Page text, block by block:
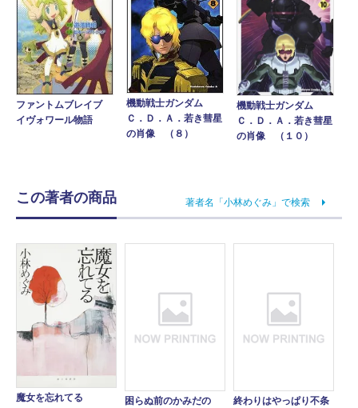
ファントムブレイブ
イヴォワール物語
機動戦士ガンダム
Ｃ．Ｄ．Ａ．若き彗星
の肖像 （８）
機動戦士ガンダム
Ｃ．Ｄ．Ａ．若き彗星
の肖像 （１０）
この著者の商品 著者名「小林めぐみ」で検索
魔女を忘れてる
困らぬ前のかみだの
終わりはやっぱり不条